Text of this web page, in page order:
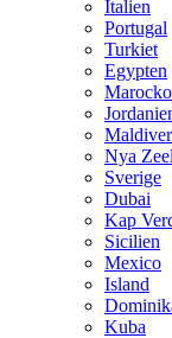
Italien
Portugal
Turkiet
Egypten
Marocko
Nya
Sverige
Dubai
Kap
Sicilien
Mexico
Island
Kuba